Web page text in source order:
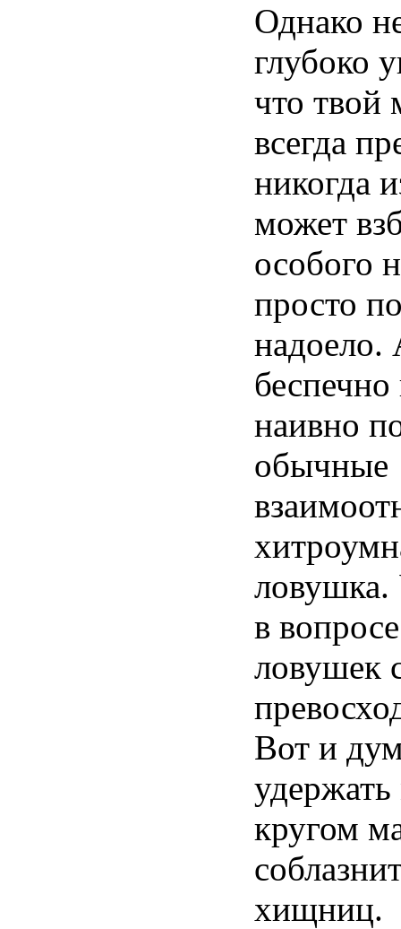
Однако
глубоко
что твой
всегда
никогда
может
особого
просто
беспечно
наивно
обычные
в
ловушек
Вот и
удержать
кругом
хищниц.